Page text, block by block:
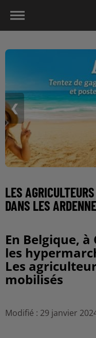
❮
LES
DANS LES
En Belgique,
les
Les
mobilisés
Modifié : 29 janvier